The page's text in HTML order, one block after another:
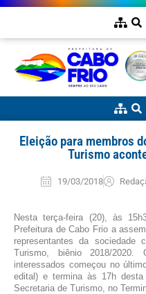
Eleição para membros
Turismo
19/03/2018
Nesta terça-feira (20), às
Prefeitura de Cabo Frio a
representantes da sociedade
Turismo, biênio 2018/
interessados começou no
edital) e termina às 17h
Secretaria de Turismo, no